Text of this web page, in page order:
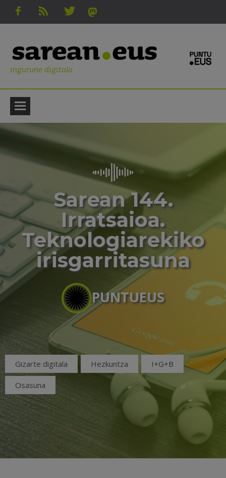
ingurune digitala
Sarean 144.
Irratsaioa.
Teknologiarekiko
irisgarritasuna
PUNTUEUS
Gizarte digitala Hezkuntza I+G+B
Osasuna